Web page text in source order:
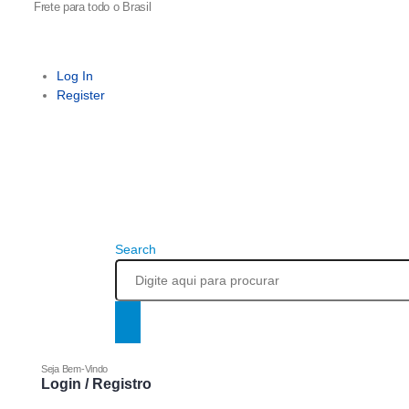
Frete para todo o Brasil
Log In
Register
Search
Seja Bem-Vindo
Login / Registro